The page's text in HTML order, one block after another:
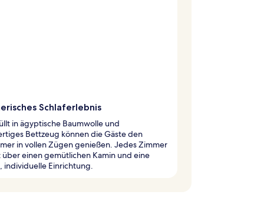
Schlaferlebnis
in ägyptische Baumwolle und
Bettzeug können die Gäste den
in vollen Zügen genießen. Jedes Zimmer
einen gemütlichen Kamin und eine
individuelle Einrichtung.